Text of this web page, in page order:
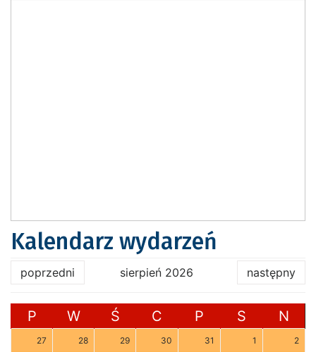
Kalendarz wydarzeń
poprzedni sierpień 2026 następny
P W Ś C P S N
27 28 29 30 31 1 2